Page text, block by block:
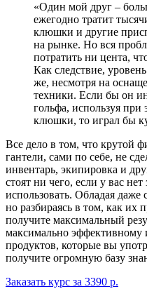
«Один мой друг –
ежегодно тратит
клюшки и другие
на рынке. Но вся
потратить ни цента,
Как следствие,
же, несмотря на
техники. Если бы он
гольфа, используя
клюшки, то играл бы
Все дело в том, что крутой
гантели, сами по себе, не
инвентарь, экипировка и
стоят ни чего, если у вас
использовать. Обладая
но разбираясь в том, как их
получите максимальный
максимально эффективному
продуктов, которые вы
получите огромную базу
Заказать курс за 3390 р.